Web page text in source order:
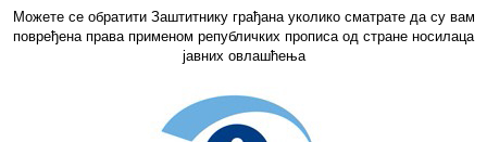
Можете се обратити Заштитнику грађана уколико сматрате да су вам
повређена права применом републичких прописа од стране носилаца
јавних овлашћења